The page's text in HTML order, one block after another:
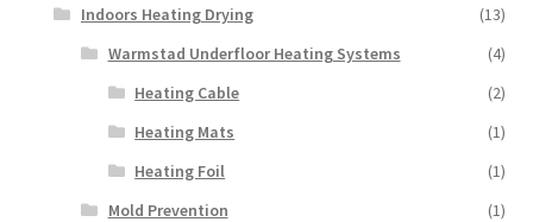
Indoors Heating Drying
(13)
Warmstad Underfloor Heating Systems
(4)
Heating Cable
(2)
Heating Mats
(1)
Heating Foil
(1)
Mold Prevention
(1)